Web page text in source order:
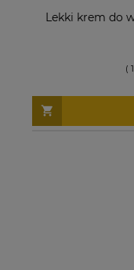
Lekki krem do
(